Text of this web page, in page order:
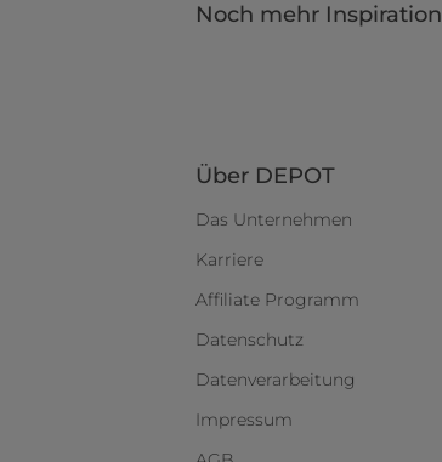
Noch mehr Inspiration
Über DEPOT
Das Unternehmen
Karriere
Affiliate Programm
Datenschutz
Datenverarbeitung
Impressum